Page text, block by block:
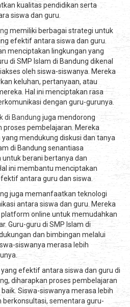
kualitas pendidikan serta
siswa dan guru.
memiliki berbagai strategi untuk
efektif antara siswa dan guru.
menciptakan lingkungan yang
di SMP Islam di Bandung dikenal
oleh siswa-siswanya. Mereka
keluhan, pertanyaan, atau
Hal ini menciptakan rasa
dengan guru-gurunya.
di Bandungjuga mendorong
pembelajaran. Mereka
mendukung diskusi dan tanya
di Bandung senantiasa
berani bertanya dan
ini membantu menciptakan
antara guru dan siswa.
juga memanfaatkan teknologi
antara siswa dan guru. Mereka
online untuk memudahkan
Guru-guru di SMP Islam di
dan bimbingan melalui
siswanya merasa lebih
efektif antara siswa dan guru di
diharapkan proses pembelajaran
Siswa-siswanya merasa lebih
sementara guru-